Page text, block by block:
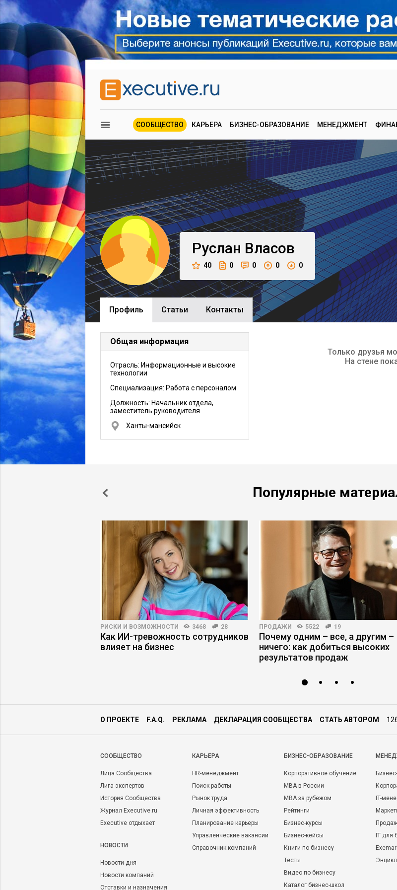
СООБЩЕСТВО КАРЬЕРА БИЗНЕС-ОБРАЗОВАНИЕ МЕНЕДЖМЕНТ
Руслан Власов
40 0 0 0 0
Профиль Cтатьи Контакты
Общая информация
Отрасль: Информационные и высокие
технологии
Специализация: Работа с персоналом
Должность: Начальник отдела,
заместитель руководителя
Ханты-мансийск
Только друзья
На стене
Популярные
РИСКИ И ВОЗМОЖНОСТИ 3468 28
Как ИИ-тревожность сотрудников
влияет на бизнес
ПРОДАЖИ 5522 19
Почему одним – все, а другим –
ничего: как добиться высоких
результатов продаж
О ПРОЕКТЕ F.A.Q. РЕКЛАМА ДЕКЛАРАЦИЯ СООБЩЕСТВА СТАТЬ АВТОРОМ
CООБЩЕСТВО
Лица Сообщества
Лига экспертов
История Сообщества
Журнал Executive.ru
Executive отдыхает
НОВОСТИ
Новости дня
Новости компаний
Отставки и назначения
КАРЬЕРА
HR-менеджмент
Поиск работы
Рынок труда
Личная эффективность
Планирование карьеры
Управленческие вакансии
Справочник компаний
БИЗНЕС-ОБРАЗОВАНИЕ
Корпоративное обучение
MBA в России
MBA за рубежом
Рейтинги
Бизнес-курсы
Бизнес-кейсы
Книги по бизнесу
Тесты
Видео по бизнесу
Каталог бизнес-школ
IT-
IT для